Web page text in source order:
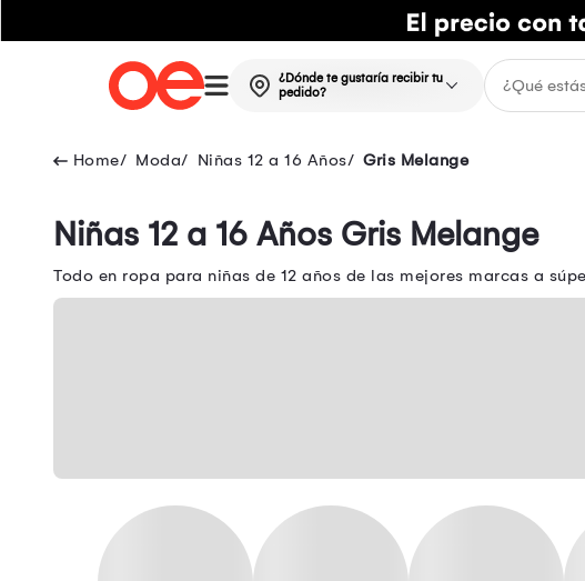
¿Dónde te gustaría recibir tu
pedido?
Moda Niñas 12 a 16 Años Gris Melange
Niñas 12 a 16 Años Gris Melange
Todo en ropa para niñas de 12 años de las mejores marcas a